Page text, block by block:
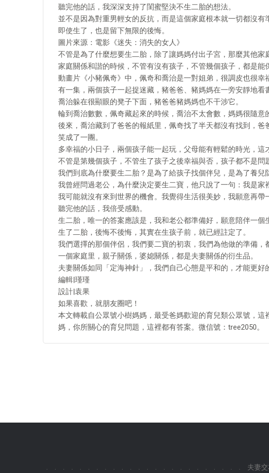
聽完他的話，我深深支持了閨蜜堅決不生二胎的想法。
並不是因為對重男輕女的反抗，而是這個家庭根本就一切都沒有
即使生了，也是留下無限的後悔。
圖片來源：電影《迷失：消失的女人》
不管是為了什麼想要生二胎，除了讓媽媽付出子宮，那麼其他家
家庭關係和諧的時候，不管有沒有孩子，不管幾個孩子，都是能
動畫片《小豬佩奇》中，佩奇和喬治是一對姐弟，很調皮也很幸
有一集，兩個孩子一起捉迷藏，豬爸爸、豬媽媽在一旁安靜地看
喬治躲在很顯眼的凳子下面，豬爸爸豬媽媽也不干涉它。
輪到喬治數數，佩奇藏起來的時候，喬治不太會數，媽媽很隨意
後來，喬治藏到了爸爸的報紙里，佩奇找了半天都沒有找到，
笑成了一團。
多幸福的小日子，兩個孩子能一起玩，父母能有輕鬆的時光，這
不管是第幾個孩子，不管生了孩子之後幸福與否，孩子都不是問
我們到底為什麼要生二胎？是為了給孩子找個伴兒，是為了養兒
我曾經問過老公，為什麼決定要生二寶，他只說了一句：我是
我可能就沒有來到世界的機會。我覺得生活很美妙，我願意再帶
聽完他的話，我倍受感動。
生二胎，唯一的答案應該是，我和老公都準備好，願意陪伴一個
生了二胎，後悔不後悔，其實在生孩子前，就已經註定了。
我們選擇的那個伴侶，我們要二寶的初衷，我們為他做的準備，
一個家庭里，親子關係，婆媳關係，都是夫妻關係的衍生品。
夫妻關係如同「定海神針」，我們自己心態是平和的，才能更好
編輯|瑾瑾
設計|袁果
如果喜歡，就朋友圈吧！
本文轉載自公眾號小樹媽媽，最受爸媽歡迎的育兒類公眾號，
媽，你所關心的育兒問題，這裡都有答案。微信號：tree2050。
夫妻